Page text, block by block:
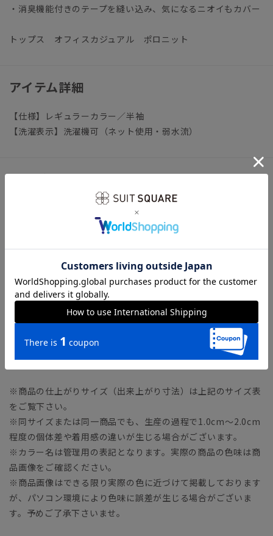
・消臭機能付きのテープを縫い込み、気になるニオイもカバー
トップス オフィスカジュアル ポロニット
アイテム詳細
【仕様】レギュラーカラー／半袖
【洗濯表示】洗濯機可（ネット使用・弱水流）
サイズ詳細
モデル：183cm B96cm W71cm H92cm
【S】着丈66.0cm バスト98.0cm 肩幅42.0cm 袖丈
【M】着丈68.0cm バスト102.0cm 肩幅44.0cm 袖丈
23.0cm
【L】着丈70.0cm バスト106.0cm 肩幅46.0cm 袖丈
【LL】着丈72.0cm バスト110.0cm 肩幅48.0cm 袖丈
25.0cm
※商品の仕上がりサイズ（出来上がり寸法）は上記のサイズ表
をご覧下さい。
※同サイズまたは同一商品でも、生産の過程で1.0cm～2.0cm
程度の個体差や着用感の違いが生じる場合がございます。
※カラー名は管理用の表記となります。実際の商品の色味は商
品画像をご確認ください。
※商品画像はできる限り実際の色に近づけて掲載しております
が、パソコン環境により色味に誤差が生じる場合がございま
す。予めご了承下さいませ。